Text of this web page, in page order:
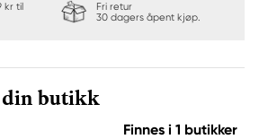
kr til
Fri retur
30 dagers åpent kjøp.
butikk
Finnes i 1 butikker